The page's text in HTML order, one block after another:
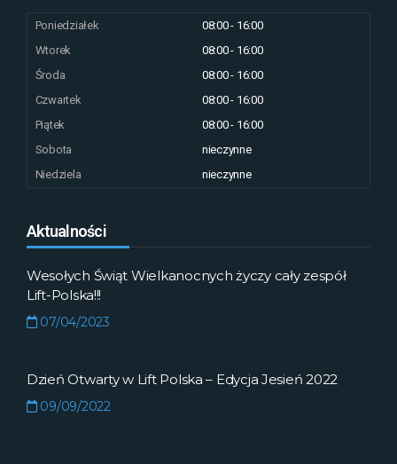
Poniedziałek
08:00 - 16:00
Wtorek
08:00 - 16:00
Środa
08:00 - 16:00
Czwartek
08:00 - 16:00
Piątek
08:00 - 16:00
Sobota
nieczynne
Niedziela
nieczynne
Aktualności
Wesołych Świąt Wielkanocnych życzy cały zespół
Lift-Polska!!!
07/04/2023
Dzień Otwarty w Lift Polska – Edycja Jesień 2022
09/09/2022